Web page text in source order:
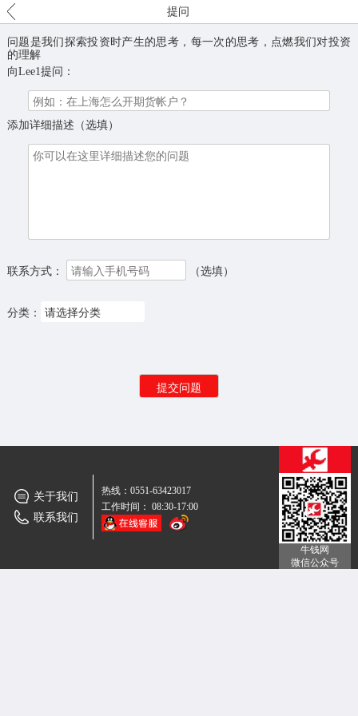
提问
问题是我们探索投资时产生的思考，每一次的思考，点燃我们对投资
的理解
向Lee1提问：
添加详细描述（选填）
联系方式： （选填）
分类：
关于我们
联系我们
热线：0551-63423017
工作时间： 08:30-17:00
牛钱网
微信公众号